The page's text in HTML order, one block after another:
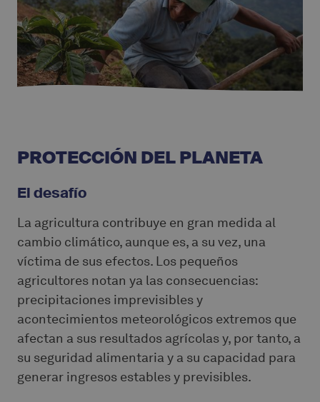
PROTECCIÓN DEL PLANETA
El desafío
La agricultura contribuye en gran medida al
cambio climático, aunque es, a su vez, una
víctima de sus efectos. Los pequeños
agricultores notan ya las consecuencias:
precipitaciones imprevisibles y
acontecimientos meteorológicos extremos que
afectan a sus resultados agrícolas y, por tanto, a
su seguridad alimentaria y a su capacidad para
generar ingresos estables y previsibles.